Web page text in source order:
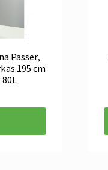
Passer,
195 cm
80L